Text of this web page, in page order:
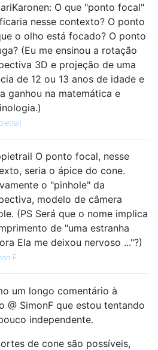
O que "ponto focal"
nesse contexto? O ponto
o olho está focado? O ponto
(Eu me ensinou a rotação
3D e projeção de uma
de 12 ou 13 anos de idade e
ganhou na matemática e
O ponto focal, nesse
seria o ápice do cone.
o "pinhole" da
modelo de câmera
(PS Será que o nome implica
de "uma estranha
Ela me deixou nervoso ..."?)
F
um longo comentário à
@ SimonF que estou tentando
independente.
de cone são possíveis,